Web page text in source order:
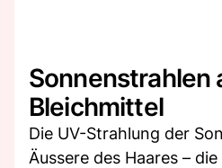
Sonnenstrahlen
Bleichmittel
Die UV-Strahlung der
Äussere des Haares –